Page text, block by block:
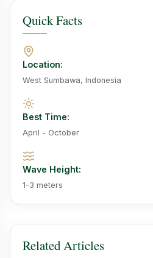
Quick Facts
Location:
West Sumbawa, Indonesia
Best Time:
April - October
Wave Height:
1-3 meters
Related Articles